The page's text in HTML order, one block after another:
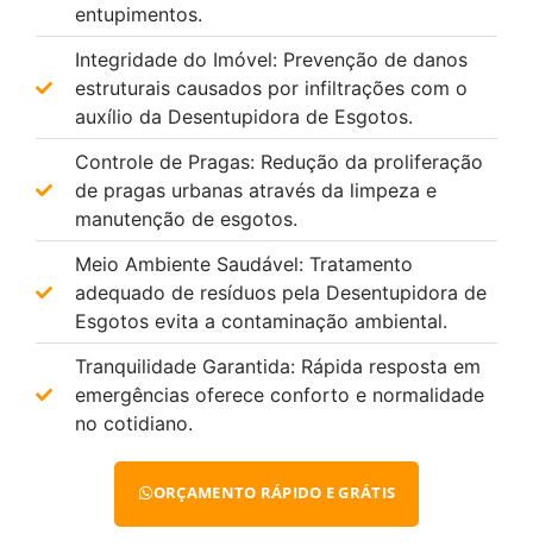
entupimentos.
Integridade do Imóvel: Prevenção de danos
estruturais causados por infiltrações com o
auxílio da Desentupidora de Esgotos.
Controle de Pragas: Redução da proliferação
de pragas urbanas através da limpeza e
manutenção de esgotos.
Meio Ambiente Saudável: Tratamento
adequado de resíduos pela Desentupidora de
Esgotos evita a contaminação ambiental.
Tranquilidade Garantida: Rápida resposta em
emergências oferece conforto e normalidade
no cotidiano.
ORÇAMENTO RÁPIDO E GRÁTIS